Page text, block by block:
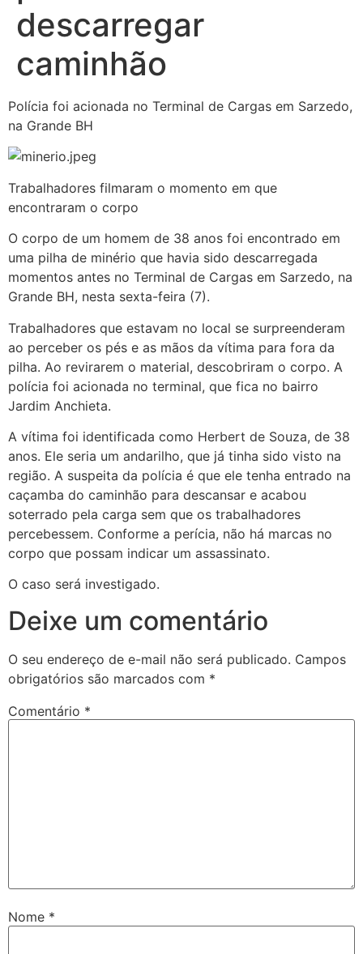
descarregar
caminhão
Polícia foi acionada no Terminal de Cargas em Sarzedo,
na Grande BH
Trabalhadores filmaram o momento em que
encontraram o corpo
O corpo de um homem de 38 anos foi encontrado em
uma pilha de minério que havia sido descarregada
momentos antes no Terminal de Cargas em Sarzedo, na
Grande BH, nesta sexta-feira (7).
Trabalhadores que estavam no local se surpreenderam
ao perceber os pés e as mãos da vítima para fora da
pilha. Ao revirarem o material, descobriram o corpo. A
polícia foi acionada no terminal, que fica no bairro
Jardim Anchieta.
A vítima foi identificada como Herbert de Souza, de 38
anos. Ele seria um andarilho, que já tinha sido visto na
região. A suspeita da polícia é que ele tenha entrado na
caçamba do caminhão para descansar e acabou
soterrado pela carga sem que os trabalhadores
percebessem. Conforme a perícia, não há marcas no
corpo que possam indicar um assassinato.
O caso será investigado.
Deixe um comentário
O seu endereço de e-mail não será publicado. Campos
obrigatórios são marcados com *
Comentário *
Nome *